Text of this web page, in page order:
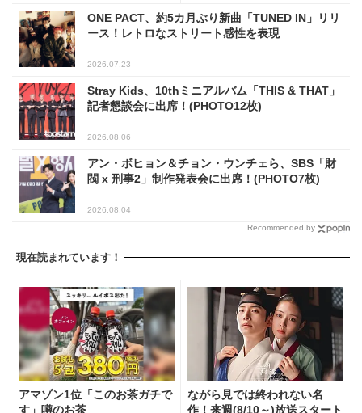
ONE PACT、約5カ月ぶり新曲「TUNED IN」リリ
ース！レトロなストリート感性を表現
2026.07.23
Stray Kids、10thミニアルバム「THIS & THAT」
記者懇談会に出席！(PHOTO12枚)
2026.08.06
アン・ボヒョン＆チョン・ウンチェら、SBS「財
閥 x 刑事2」制作発表会に出席！(PHOTO7枚)
2026.08.04
Recommended by
現在読まれています！
アマゾン1位「このお茶ガチで
す」噂のお茶
ながら見では終われない名
作！来週(8/10～)放送スタート